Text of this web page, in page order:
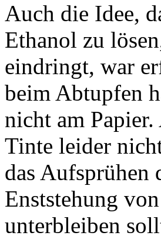
Auch die Idee,
Ethanol zu
eindringt, war
beim Abtupfen
nicht am
Tinte leider
das Aufsprühen
Enststehung
unterbleiben